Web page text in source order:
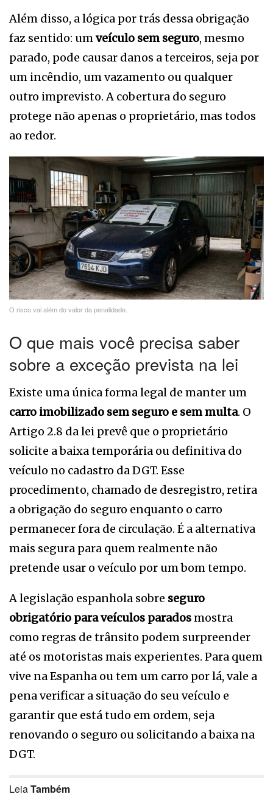
Além disso, a lógica por trás dessa obrigação
faz sentido: umveículo sem seguro, mesmo
parado, pode causar danos a terceiros, seja por
um incêndio, um vazamento ou qualquer
outro imprevisto. A cobertura do seguro
protege não apenas o proprietário, mas todos
ao redor.
O risco vai além do valor da penalidade.
O que mais você precisa saber
sobre a exceção prevista na lei
Existe uma única forma legal de manter um
carro imobilizado sem seguro e sem multa. O
Artigo 2.8 da lei prevê que o proprietário
solicite a baixa temporária ou definitiva do
veículo no cadastro da DGT. Esse
procedimento, chamado de desregistro, retira
a obrigação do seguro enquanto o carro
permanecer fora de circulação. É a alternativa
mais segura para quem realmente não
pretende usar o veículo por um bom tempo.
A legislação espanhola sobre seguro
obrigatório para veículos paradosmostra
como regras de trânsito podem surpreender
até os motoristas mais experientes. Para quem
vive na Espanha ou tem um carro por lá, vale a
pena verificar a situação do seu veículo e
garantir que está tudo em ordem, seja
renovando o seguro ou solicitando a baixa na
DGT.
LeiaTambém